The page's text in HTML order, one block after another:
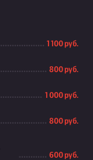
1 100 руб.
800 руб.
1 000 руб.
800 руб.
600 руб.